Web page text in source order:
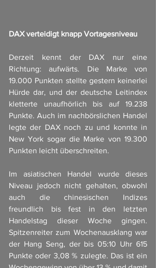
DAX verteidigt knapp Vortagesniveau
Derzeit kennt der DAX nur eine
Richtung: aufwärts. Die Marke von
19.000 Punkten stellte gestern keinerlei
Hürde dar, und der deutsche Leitindex
kletterte unaufhörlich bis auf 19.238
Punkte. Auch im nachbörslichen Handel
legte der DAX noch zu und konnte in
New York sogar die Marke von 19.300
Punkten leicht überschreiten.
Im asiatischen Handel wurde dieses
Niveau jedoch nicht gehalten, obwohl
auch die chinesischen Indizes
freundlich bis fest in den letzten
Handelstag dieser Woche gingen.
Spitzenreiter zum Wochenausklang war
der Hang Seng, der bis 05:10 Uhr 615
Punkte oder 3,08 % zulegte. Das ist ein